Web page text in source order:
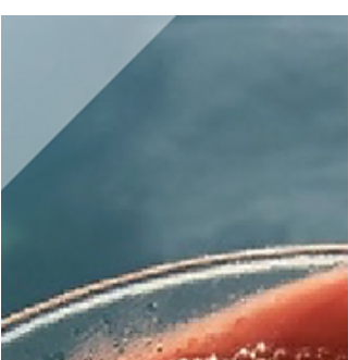
rauwe verhaal zomaar delen?